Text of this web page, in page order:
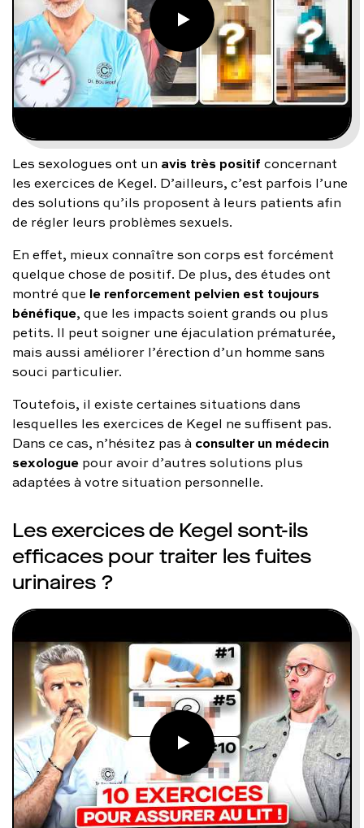
Les sexologues ont un avis très positif concernant
les exercices de Kegel. D’ailleurs, c’est parfois l’une
des solutions qu’ils proposent à leurs patients afin
de régler leurs problèmes sexuels.
En effet, mieux connaître son corps est forcément
quelque chose de positif. De plus, des études ont
montré que le renforcement pelvien est toujours
bénéfique, que les impacts soient grands ou plus
petits. Il peut soigner une éjaculation prématurée,
mais aussi améliorer l’érection d’un homme sans
souci particulier.
Toutefois, il existe certaines situations dans
lesquelles les exercices de Kegel ne suffisent pas.
Dans ce cas, n’hésitez pas à consulter un médecin
sexologue pour avoir d’autres solutions plus
adaptées à votre situation personnelle.
Les exercices de Kegel sont-ils
efficaces pour traiter les fuites
urinaires ?